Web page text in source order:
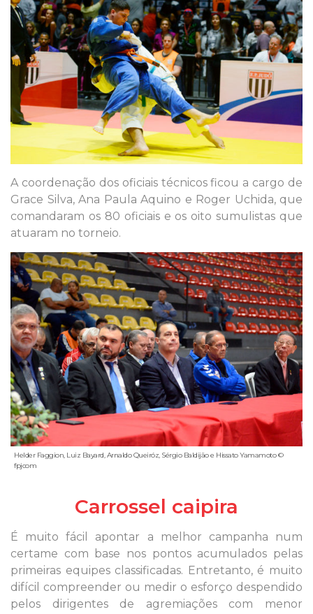
A coordenação dos oficiais técnicos ficou a cargo de
Grace Silva, Ana Paula Aquino e Roger Uchida, que
comandaram os 80 oficiais e os oito sumulistas que
atuaram no torneio.
Helder Faggion, Luiz Bayard, Arnaldo Queiróz, Sérgio Baldijão e Hissato Yamamoto ©
fpjcom
Carrossel caipira
É muito fácil apontar a melhor campanha num
certame com base nos pontos acumulados pelas
primeiras equipes classificadas. Entretanto, é muito
difícil compreender ou medir o esforço despendido
pelos dirigentes de agremiações com menor